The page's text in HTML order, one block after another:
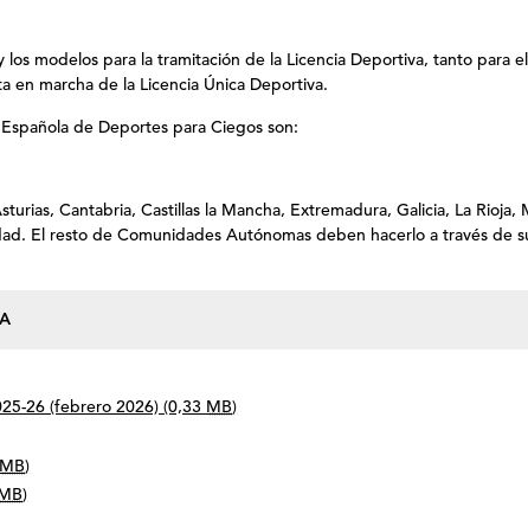
modelos para la tramitación de la Licencia Deportiva, tanto para
en marcha de la Licencia Única Deportiva.
de Deportes para Ciegos son:
Cantabria, Castillas la Mancha, Extremadura, Galicia, La
El resto de Comunidades Autónomas deben hacerlo a través de
26 (febrero 2026) (0,33 MB)
MB)
)